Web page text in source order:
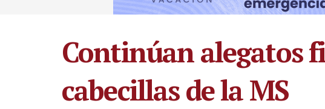
Continúan alegatos
cabecillas de la MS